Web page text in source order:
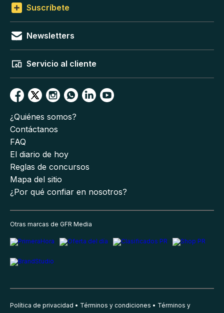
Suscríbete
Newsletters
Servicio al cliente
¿Quiénes somos?
Contáctanos
FAQ
El diario de hoy
Reglas de concursos
Mapa del sitio
¿Por qué confiar en nosotros?
Otras marcas de GFR Media
Política de privacidad Términos y condiciones Términos y